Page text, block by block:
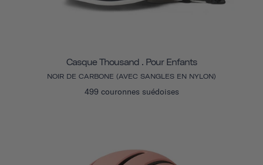
Casque Thousand . Pour Enfants
NOIR DE CARBONE (AVEC SANGLES EN NYLON)
499 couronnes suédoises